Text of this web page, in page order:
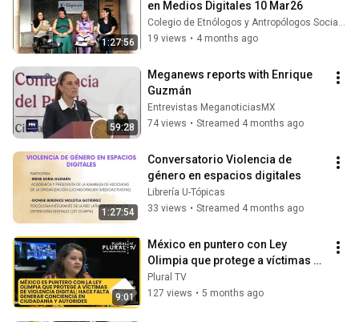
1:27:56
en Medios Digitales 10 Mar26
Colegio de Etnólogos y Antropólogos Sociales
19 views • 4 months ago
59:28
Meganews reports with Enrique
Guzmán
Entrevistas MeganoticiasMX
74 views • Streamed 4 months ago
1:27:54
Conversatorio Violencia de
género en espacios digitales
Librería U-Tópicas
33 views • Streamed 4 months ago
9:01
México en puntero con Ley
Olimpia que protege a víctimas de
violencia digital; falta conciencia
Plural TV
127 views • 5 months ago